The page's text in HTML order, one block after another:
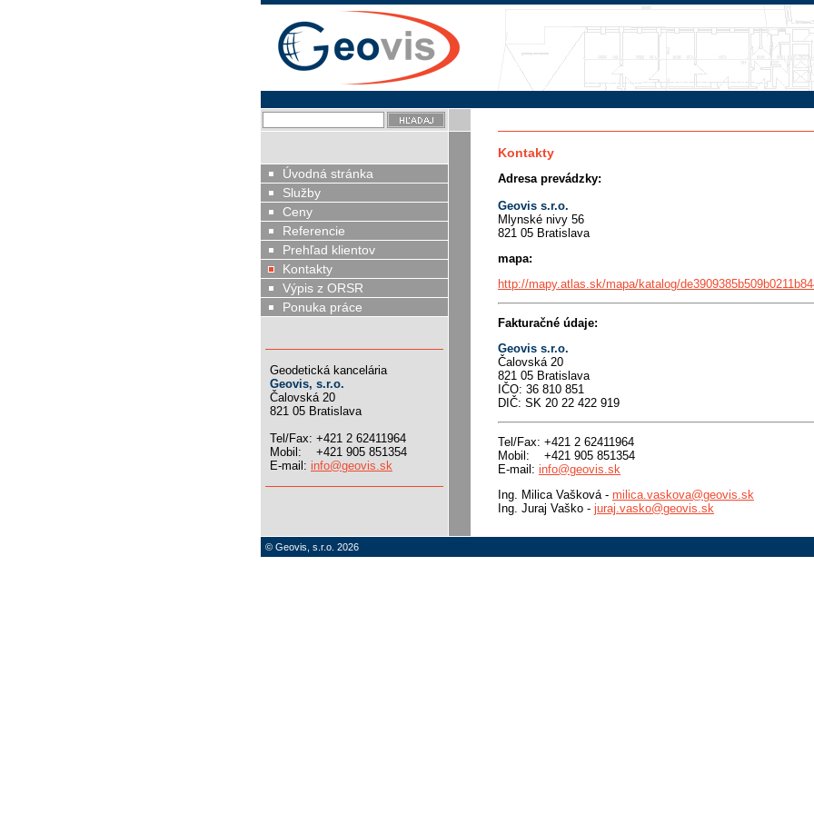
Úvodná stránka
Služby
Ceny
Referencie
Prehľad klientov
Kontakty
Výpis z ORSR
Ponuka práce
Geodetická kancelária
Geovis, s.r.o.
Čalovská 20
821 05 Bratislava
Tel/Fax: +421 2 62411964
Mobil: +421 905 851354
E-mail: info@geovis.sk
Kontakty
Adresa prevádzky:
Geovis s.r.o.
Mlynské nivy 56
821 05 Bratislava
mapa:
http://mapy.atlas.sk/mapa/katalog/
Fakturačné údaje:
Geovis s.r.o.
Čalovská 20
821 05 Bratislava
IČO: 36 810 851
DIČ: SK 20 22 422 919
Tel/Fax: +421 2 62411964
Mobil: +421 905 851354
E-mail: info@geovis.sk
Ing. Milica Vašková - milica.vaskova@geovis.sk
Ing. Juraj Vaško - juraj.vasko@geovis.sk
© Geovis, s.r.o. 2026